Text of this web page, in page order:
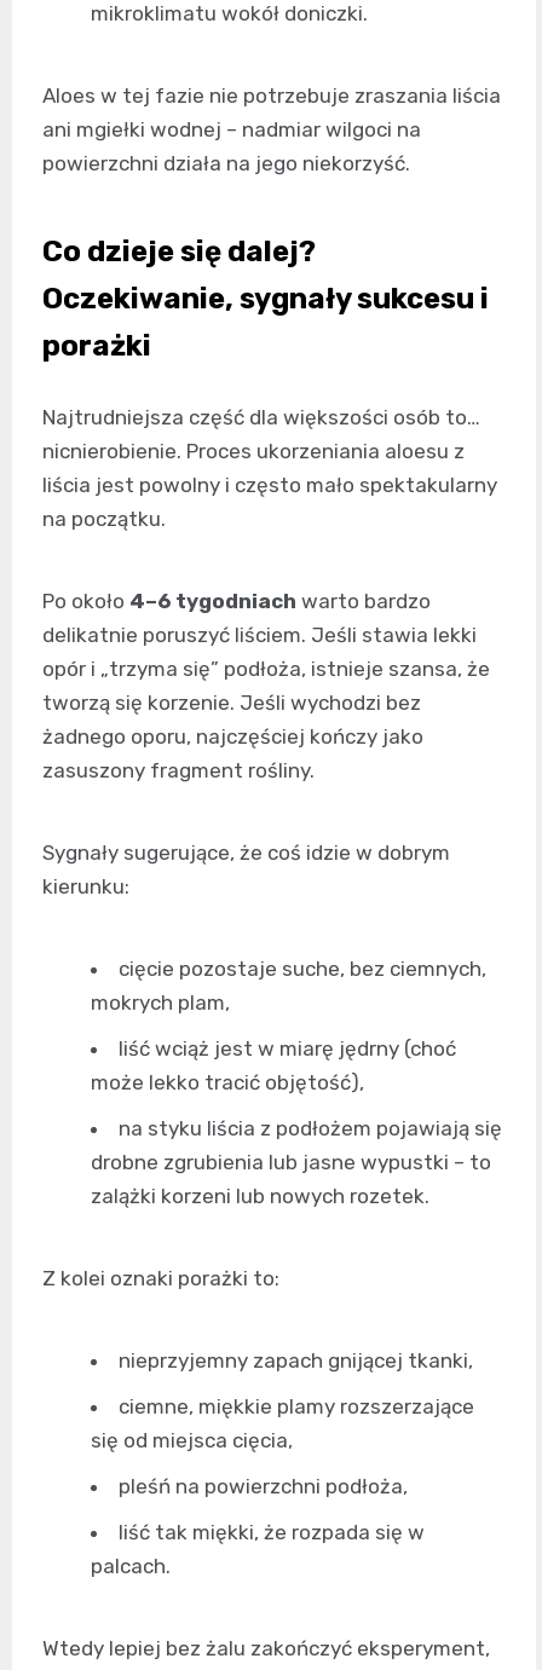
mikroklimatu wokół doniczki.
Aloes w tej fazie nie potrzebuje zraszania liścia
ani mgiełki wodnej – nadmiar wilgoci na
powierzchni działa na jego niekorzyść.
Co dzieje się dalej?
Oczekiwanie, sygnały sukcesu i
porażki
Najtrudniejsza część dla większości osób to…
nicnierobienie. Proces ukorzeniania aloesu z
liścia jest powolny i często mało spektakularny
na początku.
Po około 4–6 tygodniach warto bardzo
delikatnie poruszyć liściem. Jeśli stawia lekki
opór i „trzyma się” podłoża, istnieje szansa, że
tworzą się korzenie. Jeśli wychodzi bez
żadnego oporu, najczęściej kończy jako
zasuszony fragment rośliny.
Sygnały sugerujące, że coś idzie w dobrym
kierunku:
cięcie pozostaje suche, bez ciemnych,
mokrych plam,
liść wciąż jest w miarę jędrny (choć
może lekko tracić objętość),
na styku liścia z podłożem pojawiają się
drobne zgrubienia lub jasne wypustki – to
zalążki korzeni lub nowych rozetek.
Z kolei oznaki porażki to:
nieprzyjemny zapach gnijącej tkanki,
ciemne, miękkie plamy rozszerzające
się od miejsca cięcia,
pleśń na powierzchni podłoża,
liść tak miękki, że rozpada się w
palcach.
Wtedy lepiej bez żalu zakończyć eksperyment,